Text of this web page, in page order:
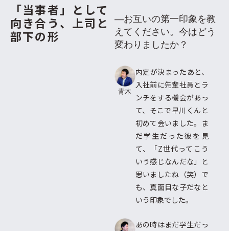
「当事者」として
向き合う、 上司と
部下の形
―お互いの第一印象を教
えてください。今はどう
変わりましたか？
青木
内定が決まったあと、
入社前に先輩社員とラ
ンチをする機会があっ
て、そこで早川くんと
初めて会いました。ま
だ学生だった彼を見
て、「Z世代ってこう
いう感じなんだな」と
思いましたね（笑）で
も、真面目な子だなと
いう印象でした。
あの時はまだ学生だっ